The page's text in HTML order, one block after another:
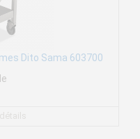
Dito Sama 603700